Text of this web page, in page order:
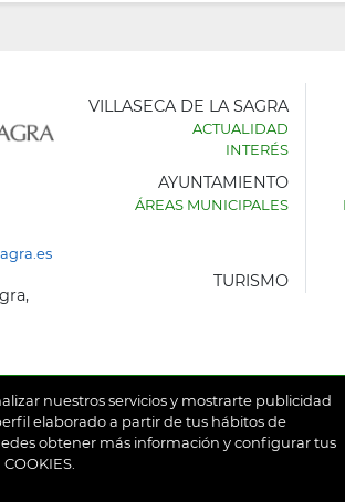
nuestros servicios y mostrarte publicidad
elaborado a partir de tus hábitos de
obtener más información y configurar tus
AYUNTAMIENTO
VILLASECA DE LA SAGRA
ACTUALIDAD
INTERÉS
AYUNTAMIENTO
ÁREAS MUNICIPALES
TURISMO
SubFooter
© 2026 Ayuntamiento de Villaseca de la